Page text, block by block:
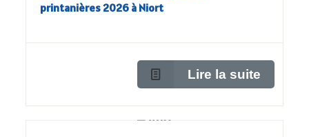
printanières 2026 à Niort
Lire la suite